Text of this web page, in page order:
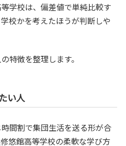
学校は、偏差値で単純比較す
校かを考えたほうが判断しや
特徴を整理します。
い人
間割で集団生活を送る形が合
悠館高等学校の柔軟な学び方